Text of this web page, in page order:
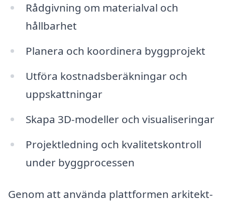
Rådgivning om materialval och
hållbarhet
Planera och koordinera byggprojekt
Utföra kostnadsberäkningar och
uppskattningar
Skapa 3D-modeller och visualiseringar
Projektledning och kvalitetskontroll
under byggprocessen
Genom att använda plattformen arkitekt-